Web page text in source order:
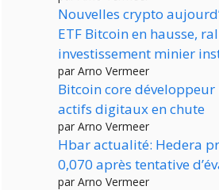
Nouvelles crypto
ETF Bitcoin en hausse,
investissement minier
par Arno Vermeer
Bitcoin core développeur
actifs digitaux en chute
par Arno Vermeer
Hbar actualité: Hedera
0,070 après tentative
par Arno Vermeer